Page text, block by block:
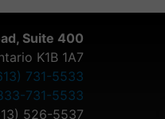
Suite 400
K1B 1A7
731-5533
731-5533
526-5537